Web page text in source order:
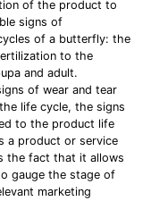
of the product to
signs of
of a butterfly: the
to the
and adult.
of wear and tear
life cycle, the signs
to the product life
a product or service
the fact that it allows
gauge the stage of
marketing